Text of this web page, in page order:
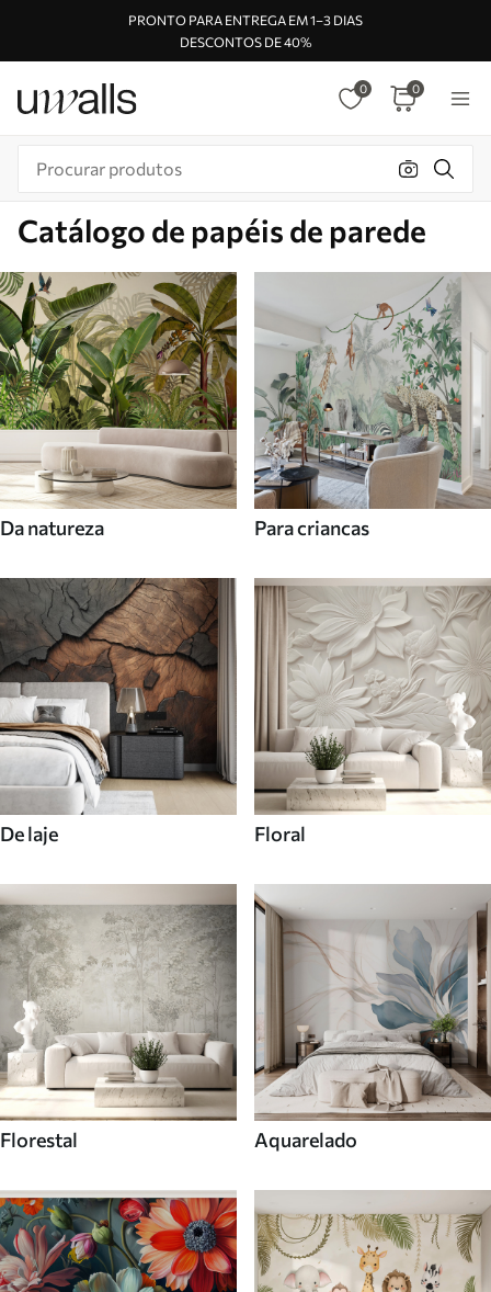
PRONTO PARA ENTREGA EM 1–3 DIAS
DESCONTOS DE 40%
0 0
Catálogo de papéis de parede
Da natureza Para criancas
De laje Floral
Florestal Aquarelado